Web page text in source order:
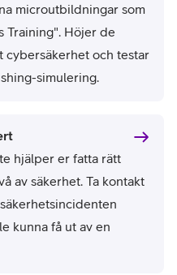
microutbildningar som
Training". Höjer de
cybersäkerhet och testar
simulering.
hjälper er fatta rätt
av säkerhet. Ta kontakt
kunna få ut av en